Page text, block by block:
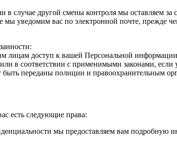
в случае другой смены контроля мы
уведомим вас по электронной почте, прежде
доступ к вашей Персональной информации
в соответствии с применимыми законами, если
переданы полиции и правоохранительным
есть следующие права:
мы предоставляем вам